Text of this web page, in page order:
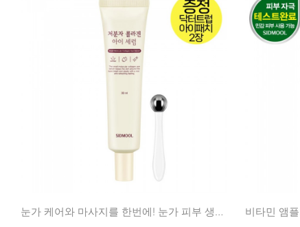
눈가 케어와 마사지를 한번에! 눈가 피부 생기/탄력 케어